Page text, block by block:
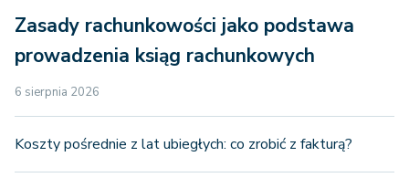
Zasady rachunkowości jako podstawa
prowadzenia ksiąg rachunkowych
6 sierpnia 2026
Koszty pośrednie z lat ubiegłych: co zrobić z fakturą?